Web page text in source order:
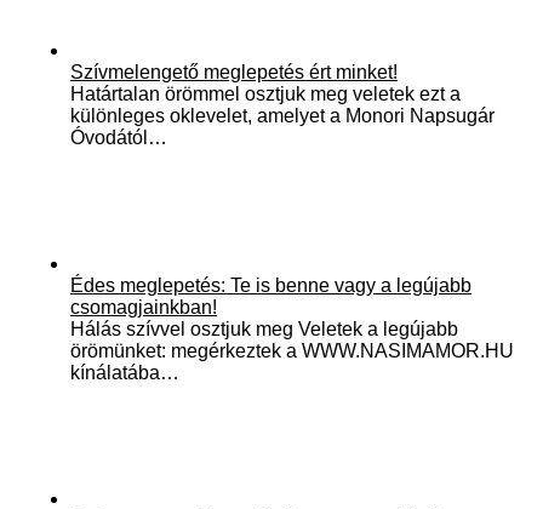
Szívmelengető meglepetés ért minket!
Határtalan örömmel osztjuk meg veletek ezt a
különleges oklevelet, amelyet a Monori Napsugár
Óvodától…
Édes meglepetés: Te is benne vagy a legújabb
csomagjainkban!
Hálás szívvel osztjuk meg Veletek a legújabb
örömünket: megérkeztek a WWW.NASIMAMOR.HU
kínálatába…